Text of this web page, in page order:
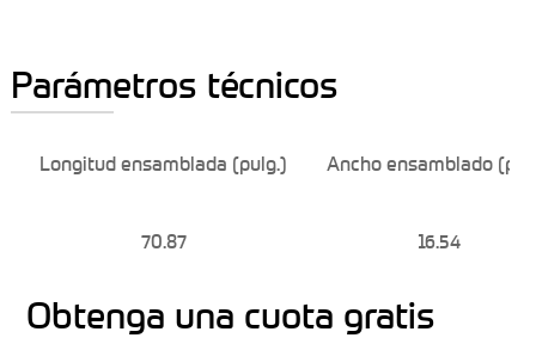
Parámetros técnicos
Longitud ensamblada (pulg.) Ancho ensamblado
70.87 16.54
Obtenga una cuota gratis